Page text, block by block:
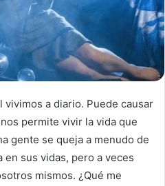
vivimos a diario. Puede causar
permite vivir la vida que
gente se queja a menudo de
en sus vidas, pero a veces
mismos. ¿Qué me